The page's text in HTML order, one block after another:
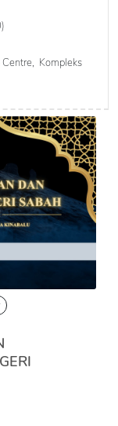
Centre, Kompleks